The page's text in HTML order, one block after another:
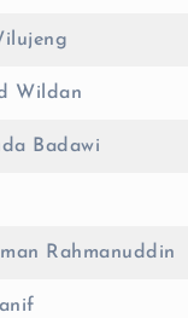
Wildan
Badawi
Rahmanuddin